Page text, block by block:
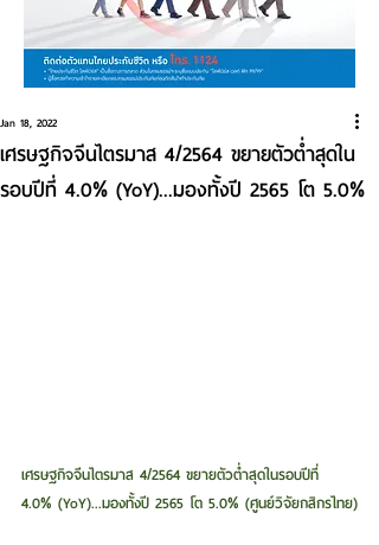
เศรษฐกิจจีนไตรมาส 4/2564 ขยายตัวต่ำสุดใน
รอบปีที่ 4.0% (YoY)...มองทั้งปี 2565 โต 5.0%
Jan 18, 2022
เศรษฐกิจจีนไตรมาส 4/2564 ขยายตัวต่ำสุดในรอบปีที่
4.0% (YoY)...มองทั้งปี 2565 โต 5.0% (ศูนย์วิจัยกสิกรไทย)